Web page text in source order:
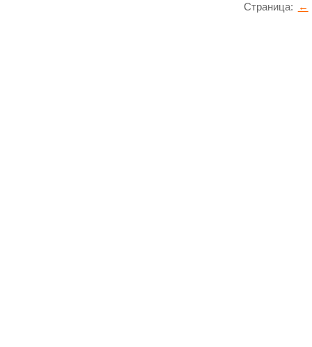
Страница: ←